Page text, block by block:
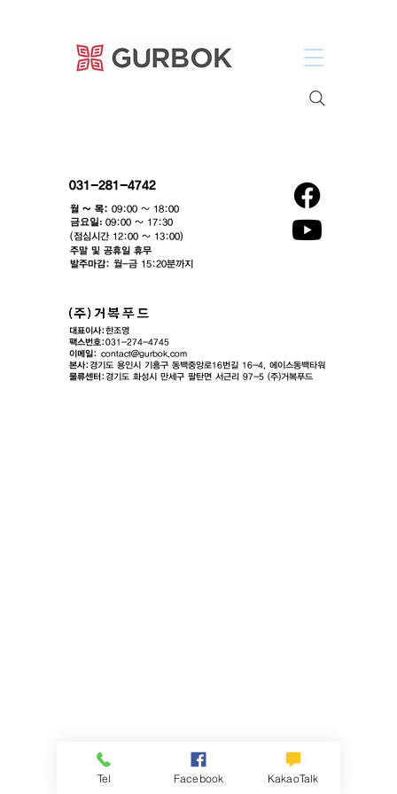
거복푸드
031-281-4742
월 ~ 목: 09:00 ~ 18:00
​금요일: 09:00 ~ 17:30
(점심시간 12:00 ~ 13:00)​
주말 및 공휴일 휴무
발주마감: 월-금 15:20분까지
대표이사:한조영
팩스번호:031-274-4745
이메일: contact@gurbok.com
본사:경기도 용인시 기흥구 동백중앙로16번길 16-4, 에이스동백타워
​물류센터:경기도 화성시 만세구 팔탄면 서근리 97-5 (주)거복푸드
Tel Facebook KakaoTalk